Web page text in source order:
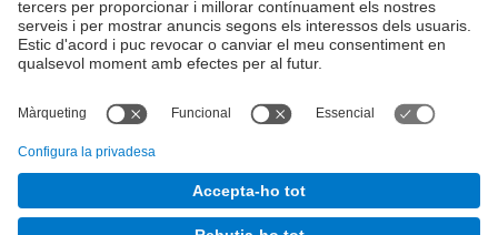
E-mail :junta.pasf@upc.edu
Formulari de contacte
Junta PAS Funcionari